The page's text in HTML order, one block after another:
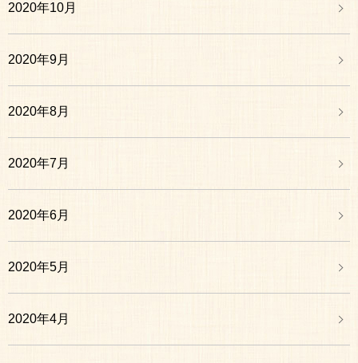
2020年10月
2020年9月
2020年8月
2020年7月
2020年6月
2020年5月
2020年4月